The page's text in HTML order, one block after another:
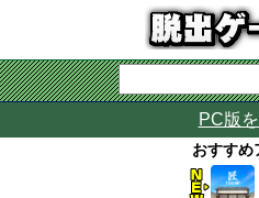
PC版
おすすめ